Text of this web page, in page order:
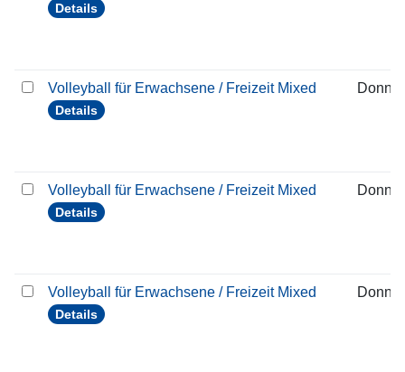
Details
Volleyball für Erwachsene / Freizeit Mixed
Details
Volleyball für Erwachsene / Freizeit Mixed
Details
Volleyball für Erwachsene / Freizeit Mixed
Details